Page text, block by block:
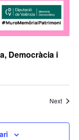
Democràcia i
Next